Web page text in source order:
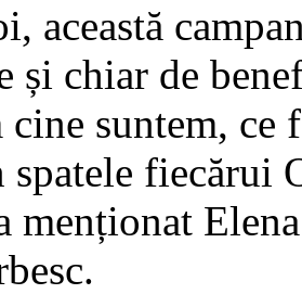
această
și chiar de
cine suntem, ce
spatele fiecărui
menționat